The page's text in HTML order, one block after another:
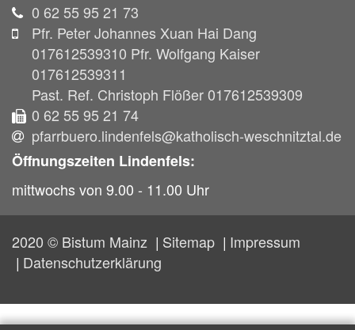
0 62 55 95 21 73
Pfr. Peter Johannes Xuan Hai Dang
017612539310 Pfr. Wolfgang Kaiser
017612539311
Past. Ref. Christoph Flößer 017612539309
0 62 55 95 21 74
pfarrbuero.lindenfels@katholisch-weschnitztal.de
Öffnungszeiten Lindenfels:
mittwochs von 9.00 - 11.00 Uhr
2020 © Bistum Mainz Sitemap
Impressum
Datenschutzerklärung